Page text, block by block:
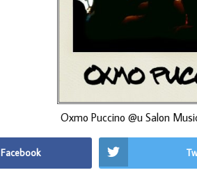
Oxmo Puccino @u Salon
Facebook